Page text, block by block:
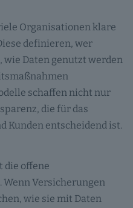
Organisationen klare
definieren, wer
wie Daten genutzt werden
schaffen nicht nur
die für das
Kunden entscheidend ist.
die offene
Versicherungen
wie sie mit Daten